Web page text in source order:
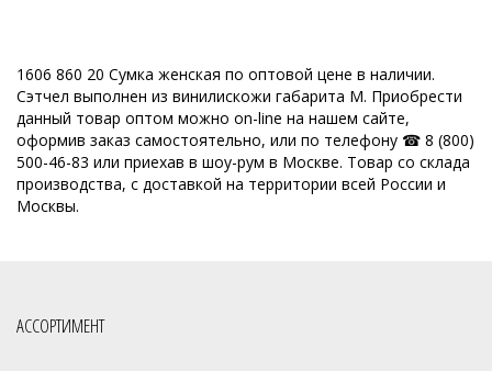
1606 860 20 Сумка женская по оптовой цене в наличии.
Сэтчел выполнен из винилискожи габарита M. Приобрести
данный товар оптом можно on-line на нашем сайте,
оформив заказ самостоятельно, или по телефону ☎ 8 (800)
500-46-83 или приехав в шоу-рум в Москве. Товар со склада
производства, с доставкой на территории всей России и
Москвы.
АССОРТИМЕНТ